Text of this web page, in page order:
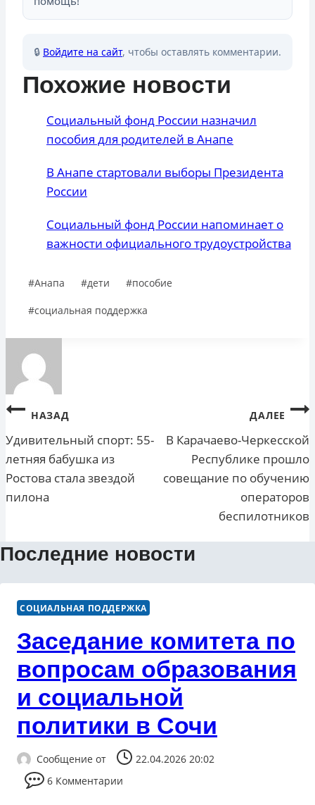
🔒 Войдите на сайт, чтобы оставлять комментарии.
Похожие новости
Социальный фонд России назначил
пособия для родителей в Анапе
В Анапе стартовали выборы Президента
России
Социальный фонд России напоминает о
важности официального трудоустройства
Метки
#Анапа #дети #пособие
#социальная поддержка
Навигация
по
записям
НАЗАД
Удивительный спорт: 55-
летняя бабушка из
Ростова стала звездой
пилона
ДАЛЕЕ
В Карачаево-Черкесской
Республике прошло
совещание по обучению
операторов
беспилотников
Последние новости
СОЦИАЛЬНАЯ ПОДДЕРЖКА
Заседание комитета по
вопросам образования
и социальной
политики в Сочи
Сообщение от
22.04.2026 20:02
6 Комментарии